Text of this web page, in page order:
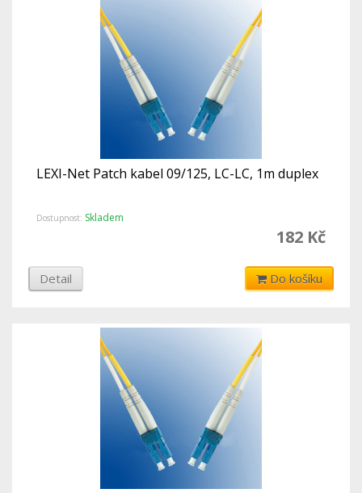
LEXI-Net Patch kabel 09/125, LC-LC, 1m duplex
Dostupnost: Skladem
182 Kč
Detail Do košíku